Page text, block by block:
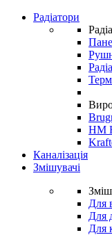
Радіатори
HM
Каналізація
Змішувачі
Для
Для
Для